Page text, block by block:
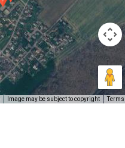
Image may be subject to copyright Terms